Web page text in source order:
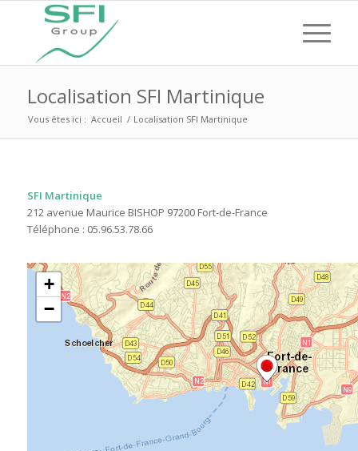
Localisation SFI Martinique
Vous êtes ici : Accueil / Localisation SFI Martinique
SFI Martinique
212 avenue Maurice BISHOP 97200 Fort-de-France
Téléphone : 05.96.53.78.66